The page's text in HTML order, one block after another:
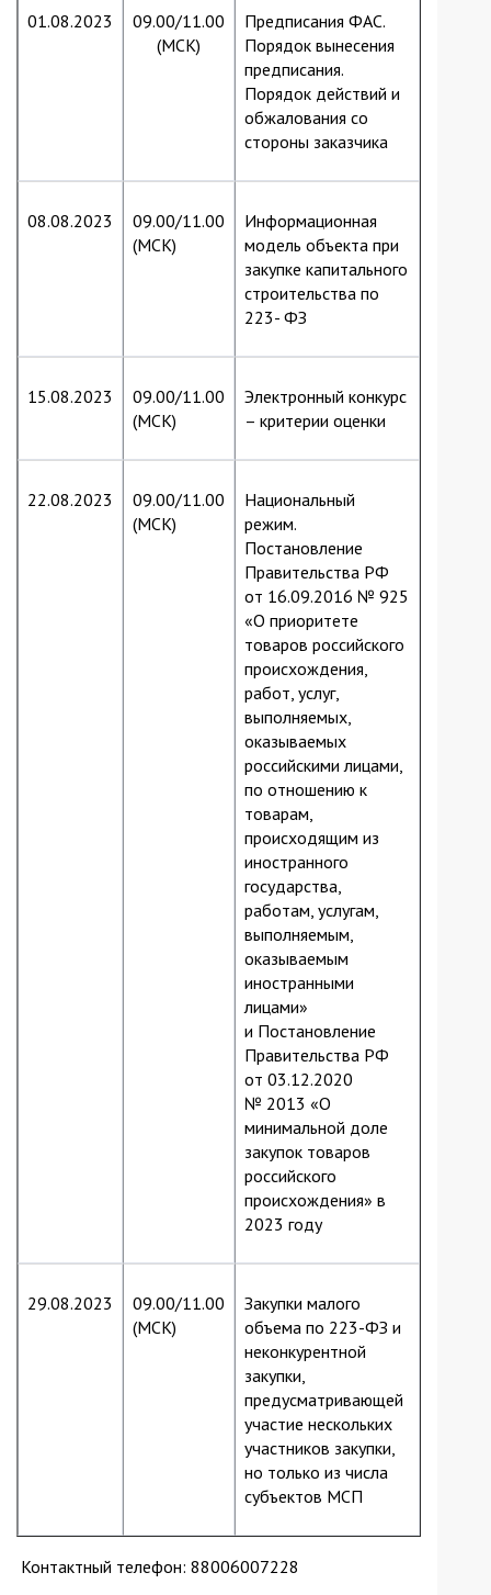
01.08.2023
09.00/11.00
(МСК)
Предписания ФАС.
Порядок вынесения
предписания.
Порядок действий и
обжалования со
стороны заказчика
08.08.2023
09.00/11.00
(МСК)
Информационная
модель объекта при
закупке капитального
строительства по
223- ФЗ
15.08.2023
09.00/11.00
(МСК)
Электронный конкурс
– критерии оценки
22.08.2023
09.00/11.00
(МСК)
Национальный
режим.
Постановление
Правительства РФ
от 16.09.2016 № 925
«О приоритете
товаров российского
происхождения,
работ, услуг,
выполняемых,
оказываемых
российскими лицами,
по отношению к
товарам,
происходящим из
иностранного
государства,
работам, услугам,
выполняемым,
оказываемым
иностранными
лицами»
и Постановление
Правительства РФ
от 03.12.2020
№ 2013 «О
минимальной доле
закупок товаров
российского
происхождения» в
2023 году
29.08.2023
09.00/11.00
(МСК)
Закупки малого
объема по 223-ФЗ и
неконкурентной
закупки,
предусматривающей
участие нескольких
участников закупки,
но только из числа
субъектов МСП
Контактный телефон: 88006007228